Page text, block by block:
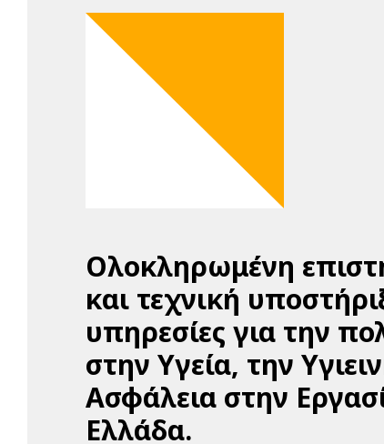
Ολοκληρωμένη
και τεχνική
υπηρεσίες για την
στην Υγεία, την
Ασφάλεια στην
Ελλάδα.